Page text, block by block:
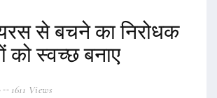
से बचने का निरोधक
को स्वच्छ बनाए
1611 Views